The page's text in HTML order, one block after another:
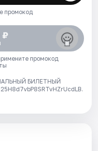
промокод
₽
промокод
БИЛЕТНЫЙ